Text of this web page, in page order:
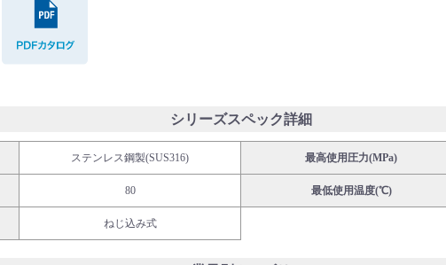
シリーズスペック詳細
ステンレス鋼製(SUS316) 最高使用圧力(MPa)
80 最低使用温度(℃)
ねじ込み式